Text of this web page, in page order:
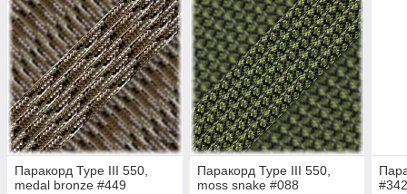
Паракорд Type III 550,
medal bronze #449
Паракорд Type III 550,
moss snake #088